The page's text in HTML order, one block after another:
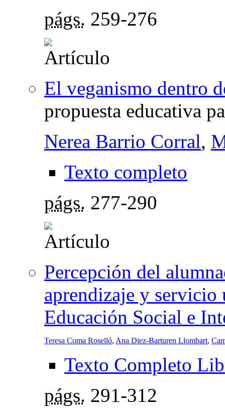
págs. 259-276
El veganismo dentro
propuesta educativa
Nerea Barrio Corral,
Texto completo
págs. 277-290
Percepción del
aprendizaje y servicio
Educación Social e
Teresa Coma Roselló, Ana Diez-Barturen Llombart,
Texto Completo
págs. 291-312